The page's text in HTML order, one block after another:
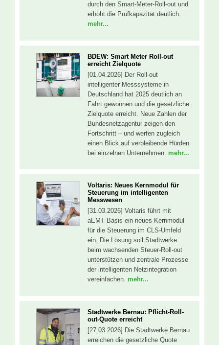
durch den Smart-Meter-Roll-out und
erhöht die Prüfkapazität deutlich.
mehr...
BDEW: Smart Meter Roll-out
erreicht Zielquote
[01.04.2026] Der Roll-out
intelligenter Messsysteme in
Deutschland hat 2025 deutlich an
Fahrt gewonnen und die gesetzliche
Zielquote erreicht. Neue Zahlen der
Bundesnetzagentur zeigen den
Fortschritt – und werfen zugleich
einen Blick auf verbleibende Hürden
bei einzelnen Unternehmen. mehr...
Voltaris: Neues Kernmodul für
Steuerung im intelligenten
Messwesen
[31.03.2026] Voltaris führt mit
aEMT Basis ein neues Kernmodul
für die Steuerung im CLS-Umfeld
ein. Die Lösung soll Stadtwerke
beim wachsenden Steuer-Roll-out
unterstützen und zentrale Prozesse
der intelligenten Netzintegration
vereinfachen. mehr...
Stadtwerke Bernau: Pflicht-Roll-
out-Quote erreicht
[27.03.2026] Die Stadtwerke Bernau
erreichen die gesetzliche Quote